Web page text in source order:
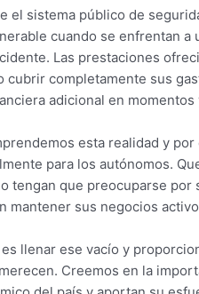
el sistema público de
cuando se enfrentan a
Las prestaciones
cubrir completamente sus
adicional en
esta realidad y
para los autónomos.
tengan que preocuparse
mantener sus negocios
llenar ese vacío y
Creemos en la